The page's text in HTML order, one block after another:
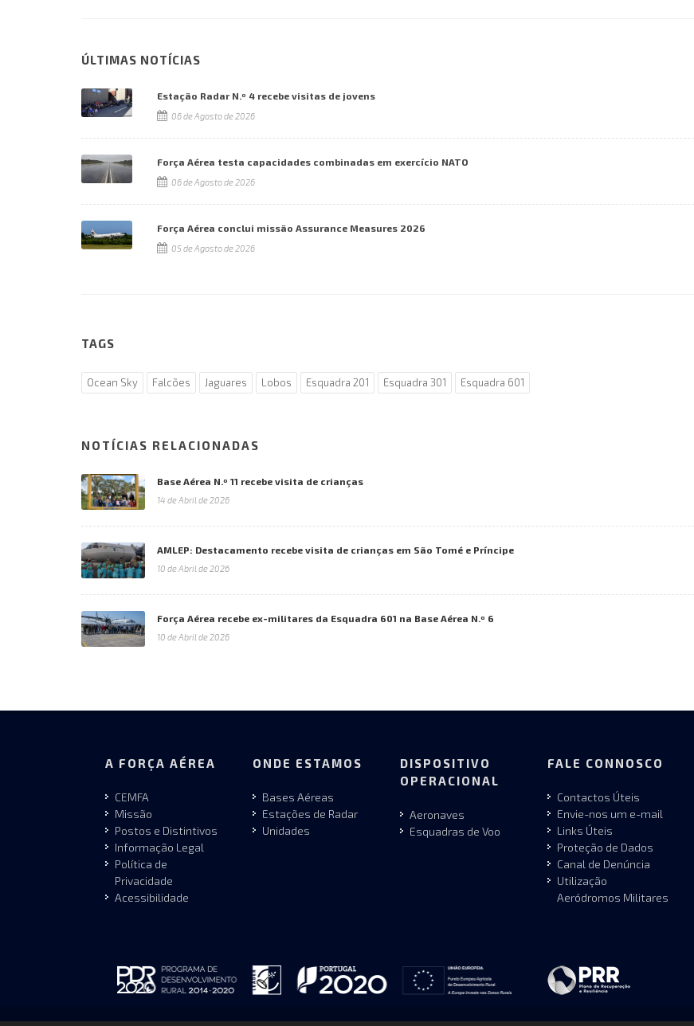
ÚLTIMAS NOTÍCIAS
Estação Radar N.º 4 recebe visitas de jovens
06 de Agosto de 2026
Força Aérea testa capacidades combinadas em exercício NATO
06 de Agosto de 2026
Força Aérea conclui missão Assurance Measures 2026
05 de Agosto de 2026
TAGS
Ocean Sky Falcões Jaguares Lobos Esquadra 201 Esquadra 301 Esquadra 601
NOTÍCIAS RELACIONADAS
Base Aérea N.º 11 recebe visita de crianças
14 de Abril de 2026
AMLEP: Destacamento recebe visita de crianças em São Tomé e Príncipe
10 de Abril de 2026
Força Aérea recebe ex-militares da Esquadra 601 na Base Aérea N.º 6
10 de Abril de 2026
A FORÇA AÉREA
CEMFA
Missão
Postos e Distintivos
Informação Legal
Política de
Privacidade
Acessibilidade
ONDE ESTAMOS
Bases Aéreas
Estações de Radar
Unidades
DISPOSITIVO
OPERACIONAL
Aeronaves
Esquadras de Voo
FALE CONNOSCO
Contactos Úteis
Envie-nos um e-mail
Links Úteis
Proteção de Dados
Canal de Denúncia
Utilização
Aeródromos Militares